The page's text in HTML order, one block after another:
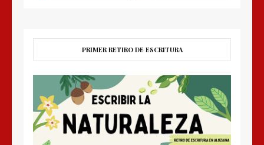
PRIMER RETIRO DE ESCRITURA